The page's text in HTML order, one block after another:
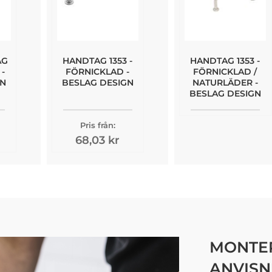
HANDTAG 1353 -
FÖRNICKLAD -
BESLAG DESIGN
Pris från:
68,03 kr
HANDTAG 1353 -
FÖRNICKLAD /
NATURLÄDER -
BESLAG DESIGN